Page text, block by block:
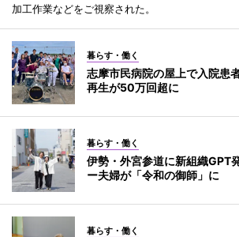
加工作業などをご視察された。
暮らす・働く
志摩市民病院の屋上で入院
再生が50万回超に
暮らす・働く
伊勢・外宮参道に新組織
ー夫婦が「令和の御師」に
暮らす・働く